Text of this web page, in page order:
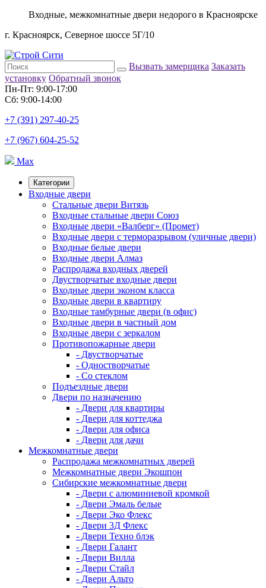
Входные, межкомнатные двери недорого в Красноярске
г. Красноярск, Северное шоссе 5Г/10
Вызвать замерщика Заказать
установку Обратный звонок
Пн-Пт: 9:00-17:00
Сб: 9:00-14:00
+7 (391) 297-40-25
+7 (967) 604-25-52
Max
Категории
Входные двери
Стальные двери Витязь
Входные стальные двери Союз
Входные двери «Валберг» (Промет)
Входные двери с терморазрывом (уличные двери)
Входные белые двери
Входные двери Алмаз
Распродажа входных дверей
Двустворчатые входные двери
Входные двери эконом класса
Входные двери в квартиру
Входные тамбурные двери (в офис)
Входные двери в частный дом
Входные двери с зеркалом
Противопожарные двери
- Двустворчатые
- Одностворчатые
- Со стеклом
Подъездные двери
Двери по назначению
- Двери для квартиры
- Двери для коттеджа
- Двери для офиса
- Двери для дачи
Межкомнатные двери
Распродажа межкомнатных дверей
Межкомнатные двери Экошпон
Сибирские межкомнатные двери
- Двери с алюминиевой кромкой
- Двери Эмаль белые
- Двери Эко Флекс
- Двери 3Д Флекс
- Двери Техно блэк
- Двери Галант
- Двери Вилла
- Двери Стайл
- Двери Альто